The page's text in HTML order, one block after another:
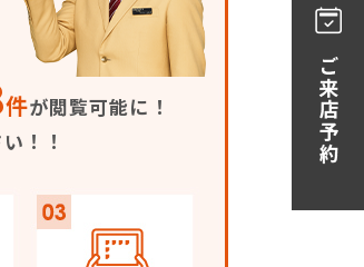
件が閲覧可能に！
！！